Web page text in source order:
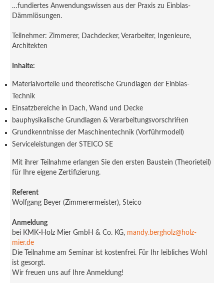
…fundiertes Anwendungswissen aus der Praxis zu Einblas-
Dämmlösungen.
Teilnehmer: Zimmerer, Dachdecker, Verarbeiter, Ingenieure,
Architekten
Inhalte:
Materialvorteile und theoretische Grundlagen der Einblas-
Technik
Einsatzbereiche in Dach, Wand und Decke
bauphysikalische Grundlagen & Verarbeitungsvorschriften
Grundkenntnisse der Maschinentechnik (Vorführmodell)
Serviceleistungen der STEICO SE
Mit ihrer Teilnahme erlangen Sie den ersten Baustein (Theorieteil)
für Ihre eigene Zertifizierung.
Referent
Wolfgang Beyer (Zimmerermeister), Steico
Anmeldung
bei KMK-Holz Mier GmbH & Co. KG, mandy.bergholz@holz-
mier.de
Die Teilnahme am Seminar ist kostenfrei. Für Ihr leibliches Wohl
ist gesorgt.
Wir freuen uns auf Ihre Anmeldung!